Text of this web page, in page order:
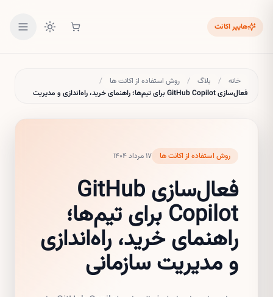
هایپر اکانت
خانه / بلاگ / روش استفاده از اکانت ها
/
فعال‌سازی GitHub Copilot برای تیم‌ها؛ راهنمای خرید، راه‌اندازی و مدیریت
روش استفاده از اکانت ها ۱۷ مرداد ۱۴۰۴
فعال‌سازی GitHub
Copilot برای تیم‌ها؛
راهنمای خرید، راه‌اندازی
و مدیریت سازمانی